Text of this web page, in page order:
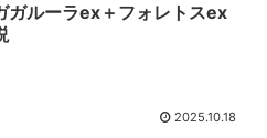
ガルーラex＋フォレトスex
2025.10.18